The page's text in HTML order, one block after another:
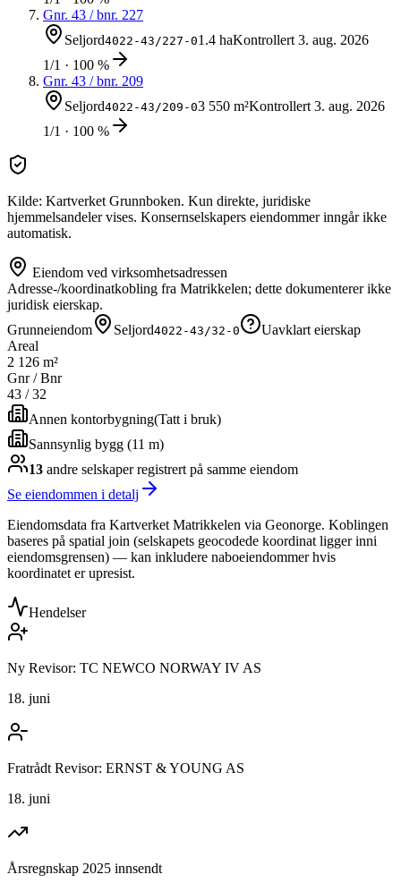
Gnr. 43 / bnr. 227
Seljord4022-43/227-01.4 haKontrollert3. aug. 2026
1/1 · 100 %
Gnr. 43 / bnr. 209
Seljord4022-43/209-03 550 m²Kontrollert3. aug. 2026
1/1 · 100 %
Kilde: Kartverket Grunnboken. Kun direkte, juridiske
hjemmelsandeler vises. Konsernselskapers eiendommer inngår ikke
automatisk.
Eiendom ved virksomhetsadressen
Adresse-/koordinatkobling fra Matrikkelen; dette dokumenterer ikke
juridisk eierskap.
Grunneiendom
Seljord4022-43/32-0
Uavklart eierskap
Areal
2 126 m²
Gnr / Bnr
43 /32
Annen kontorbygning(Tatt i bruk)
Sannsynlig bygg (11 m)
13 andre selskaperregistrert på samme eiendom
Se eiendommen i detalj
Eiendomsdata fra Kartverket Matrikkelen via Geonorge. Koblingen
baseres på spatial join (selskapets geocodede koordinat ligger inni
eiendomsgrensen) — kan inkludere naboeiendommer hvis
koordinatet er upresist.
Hendelser
Ny Revisor: TC NEWCO NORWAY IV AS
18. juni
Fratrådt Revisor: ERNST & YOUNG AS
18. juni
Årsregnskap 2025 innsendt